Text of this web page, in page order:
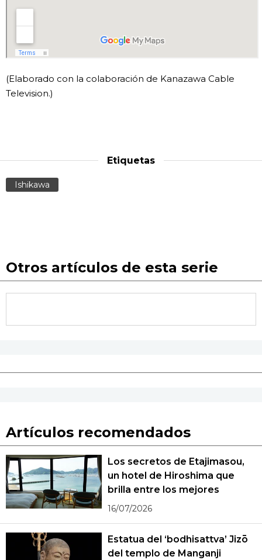
(Elaborado con la colaboración de Kanazawa Cable
Television.)
Etiquetas
Ishikawa
Otros artículos de esta serie
Artículos recomendados
Los secretos de Etajimasou,
un hotel de Hiroshima que
brilla entre los mejores
16/07/2026
Estatua del ‘bodhisattva’ Jizō
del templo de Manganji